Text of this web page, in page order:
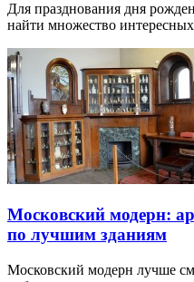
Для празднования дня
найти множество
Московский модерн:
по лучшим зданиям
Московский модерн лучше